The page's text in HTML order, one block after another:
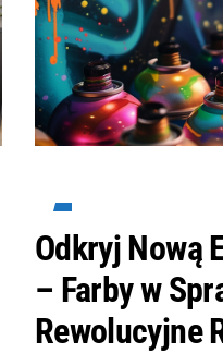
Odkryj Nową
– Farby w
Rewolucyjne